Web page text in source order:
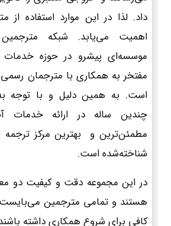
داد. لذا در این موارد استفاده از
اهمیت می‌یابد. شبکه مترجمین
موسسه‌ای پیشرو در حوزه
مفتخر به همکاری با مترجمان رسمی
است. به همین دلیل و با توجه
چندین ساله در ارائه خدمات
مطمئن‌ترین و بهترین مرکز
شناخته‌شده است.
در این مجموعه دقت و کیفیت دو
هستند و تمامی مترجمین
کافی برای شروع همکاری داشته